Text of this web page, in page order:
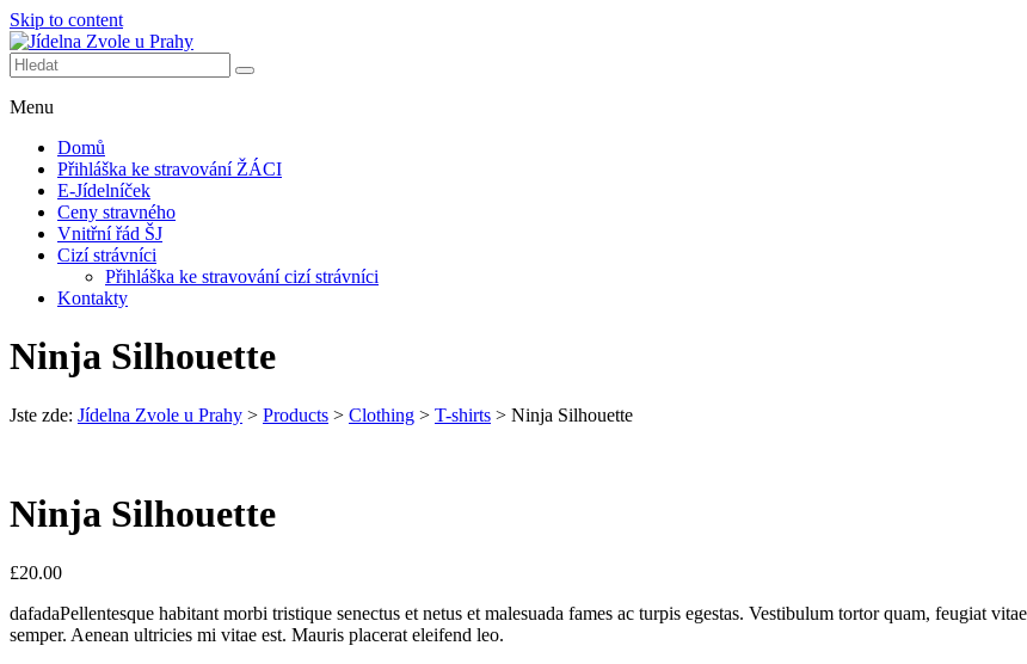
Skip to content
Další web používající WordPress
Menu
Domů
Přihláška ke stravování ŽÁCI
E-Jídelníček
Ceny stravného
Vnitřní řád ŠJ
Cizí strávníci
Přihláška ke stravování cizí strávníci
Kontakty
Ninja Silhouette
Jste zde: Jídelna Zvole u Prahy > Products > Clothing > T-shirts > Ninja Silhouette
Ninja Silhouette
£20.00
dafadaPellentesque habitant morbi tristique senectus et netus et malesuada fames ac turpis egestas. Vestibulum tortor quam, feugiat
semper. Aenean ultricies mi vitae est. Mauris placerat eleifend leo.